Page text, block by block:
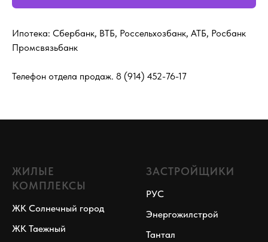
Ипотека: Сбербанк, ВТБ, Россельхозбанк, АТБ, Росбанк
Промсвязьбанк
Телефон отдела продаж. 8 (914) 452-76-17
ЖИЛЫЕ
КОМПЛЕКСЫ
ЖК Солнечный город
ЖК Таежный
ЗАСТРОЙЩИКИ
РУС
Энергожилстрой
Тантал